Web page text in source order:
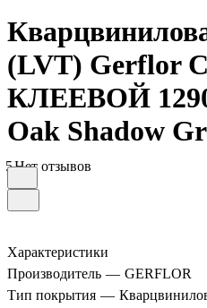
(LVT) Gerflor
КЛЕЕВОЙ
Oak Shadow
5Нет отзывов
Характеристики
Производитель — GERFLOR
Тип покрытия —